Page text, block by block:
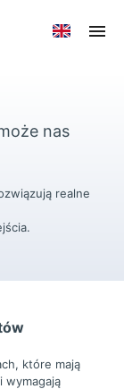
nas
realne
które mają
wymagają